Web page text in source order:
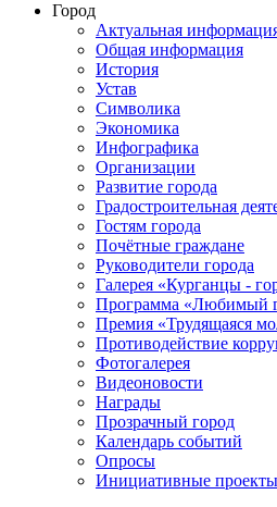
Город
Актуальная
Общая информация
История
Устав
Символика
Экономика
Инфографика
Организации
Развитие города
Градостроительная
Гостям города
Почётные граждане
Руководители города
Галерея «Курганцы -
Программа «Любимый
Премия «Трудящаяся
Противодействие
Фотогалерея
Видеоновости
Награды
Прозрачный город
Календарь событий
Опросы
Инициативные проекты